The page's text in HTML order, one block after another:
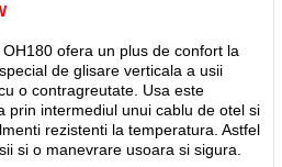
ofera un plus de confort la
de glisare verticala a usii
o contragreutate. Usa este
prin intermediul unui cablu de otel si
rezistenti la temperatura. Astfel
si o manevrare usoara si sigura.